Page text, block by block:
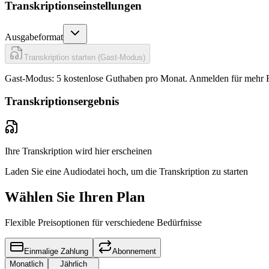
Transkriptionseinstellungen
Ausgabeformat
Transkription starten (Gast-Modus)
Gast-Modus: 5 kostenlose Guthaben pro Monat. Anmelden für mehr
Transkriptionsergebnis
Ihre Transkription wird hier erscheinen
Laden Sie eine Audiodatei hoch, um die Transkription zu starten
Wählen Sie Ihren Plan
Flexible Preisoptionen für verschiedene Bedürfnisse
Einmalige Zahlung
Abonnement
Monatlich
Jährlich